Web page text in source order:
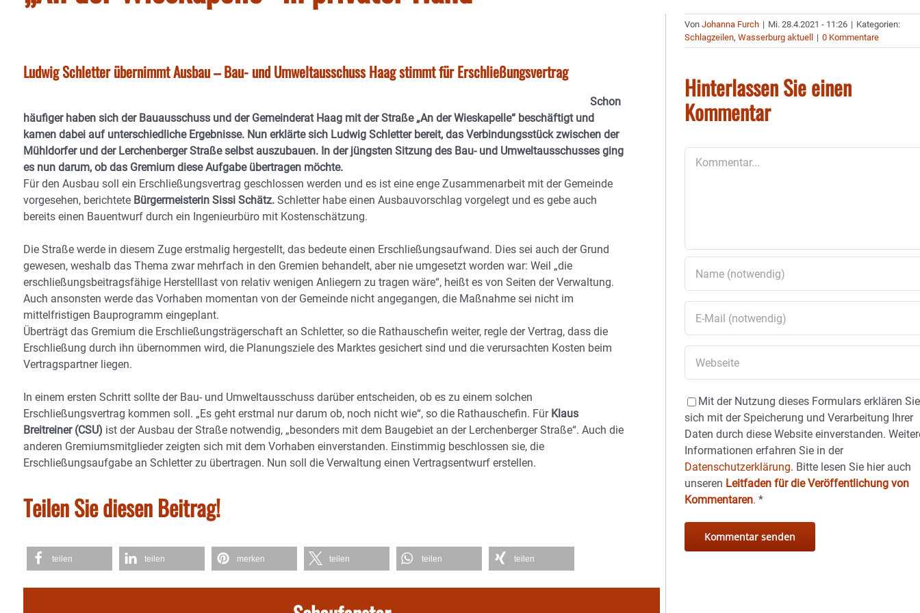
Ludwig Schletter übernimmt Ausbau – Bau- und Umweltausschuss Haag stimmt für Erschließungsvertrag
Schon
häufiger haben sich der Bauausschuss und der Gemeinderat Haag mit der Straße „An der Wieskapelle“ beschäftigt und
kamen dabei auf unterschiedliche Ergebnisse. Nun erklärte sich Ludwig Schletter bereit, das Verbindungsstück zwischen der
Mühldorfer und der Lerchenberger Straße selbst auszubauen. In der jüngsten Sitzung des Bau- und Umweltausschusses ging
es nun darum, ob das Gremium diese Aufgabe übertragen möchte.
Für den Ausbau soll ein Erschließungsvertrag geschlossen werden und es ist eine enge Zusammenarbeit mit der Gemeinde
vorgesehen, berichtete Bürgermeisterin Sissi Schätz. Schletter habe einen Ausbauvorschlag vorgelegt und es gebe auch
bereits einen Bauentwurf durch ein Ingenieurbüro mit Kostenschätzung.
Die Straße werde in diesem Zuge erstmalig hergestellt, das bedeute einen Erschließungsaufwand. Dies sei auch der Grund
gewesen, weshalb das Thema zwar mehrfach in den Gremien behandelt, aber nie umgesetzt worden war: Weil „die
erschließungsbeitragsfähige Herstelllast von relativ wenigen Anliegern zu tragen wäre“, heißt es von Seiten der Verwaltung.
Auch ansonsten werde das Vorhaben momentan von der Gemeinde nicht angegangen, die Maßnahme sei nicht im
mittelfristigen Bauprogramm eingeplant.
Überträgt das Gremium die Erschließungsträgerschaft an Schletter, so die Rathauschefin weiter, regle der Vertrag, dass die
Erschließung durch ihn übernommen wird, die Planungsziele des Marktes gesichert sind und die verursachten Kosten beim
Vertragspartner liegen.
In einem ersten Schritt sollte der Bau- und Umweltausschuss darüber entscheiden, ob es zu einem solchen
Erschließungsvertrag kommen soll. „Es geht erstmal nur darum ob, noch nicht wie“, so die Rathauschefin. Für Klaus
Breitreiner (CSU) ist der Ausbau der Straße notwendig, „besonders mit dem Baugebiet an der Lerchenberger Straße“. Auch die
anderen Gremiumsmitglieder zeigten sich mit dem Vorhaben einverstanden. Einstimmig beschlossen sie, die
Erschließungsaufgabe an Schletter zu übertragen. Nun soll die Verwaltung einen Vertragsentwurf erstellen.
Teilen Sie diesen Beitrag!
teilen teilen merken teilen teilen teilen
VonJohanna Furch | Mi. 28.4.2021 - 11:26 | Kategorien:
Schlagzeilen,Wasserburg aktuell | 0 Kommentare
Hinterlassen Sie einen
Kommentar
Mit der Nutzung dieses Formulars erklären Sie
sich mit der Speicherung und Verarbeitung Ihrer
Daten durch diese Website einverstanden.
Informationen erfahren Sie in der
Datenschutzerklärung. Bitte lesen Sie hier auch
unseren Leitfaden für die Veröffentlichung von
Kommentaren.*